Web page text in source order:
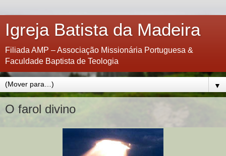
Igreja Batista da Madeira
Filiada AMP – Associação Missionária Portuguesa &
Faculdade Baptista de Teologia
▼
O farol divino